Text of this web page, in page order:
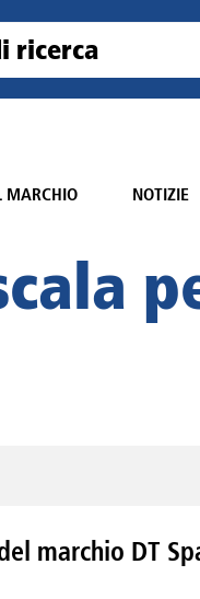
MARCHIO NOTIZIE
marchio DT